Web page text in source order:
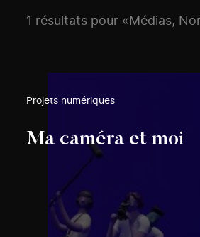
1 résultats pour «Médias,
Projets numériques
Ma caméra et moi